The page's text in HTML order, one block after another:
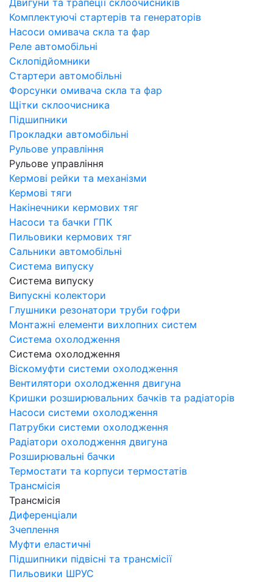
Комплектуючі стартерів та генераторів
Насоси омивача скла та фар
Реле автомобільні
Склопідйомники
Стартери автомобільні
Форсунки омивача скла та фар
Щітки склоочисника
Підшипники
Прокладки автомобільні
Рульове управління
Рульове управління
Кермові рейки та механізми
Кермові тяги
Накінечники кермових тяг
Насоси та бачки ГПК
Пильовики кермових тяг
Сальники автомобільні
Система випуску
Система випуску
Випускні колектори
Глушники резонатори труби гофри
Монтажні елементи вихлопних систем
Система охолодження
Система охолодження
Віскомуфти системи охолодження
Вентилятори охолодження двигуна
Кришки розширювальних бачків та радіаторів
Насоси системи охолодження
Патрубки системи охолодження
Радіатори охолодження двигуна
Розширювальні бачки
Термостати та корпуси термостатів
Трансмісія
Трансмісія
Диференціали
Зчеплення
Муфти еластичні
Підшипники підвісні та трансмісії
Пильовики ШРУС